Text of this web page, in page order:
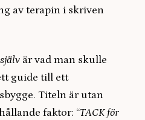
av terapin i skriven
är vad man skulle
guide till ett
Titeln är utan
faktor: “TACK för